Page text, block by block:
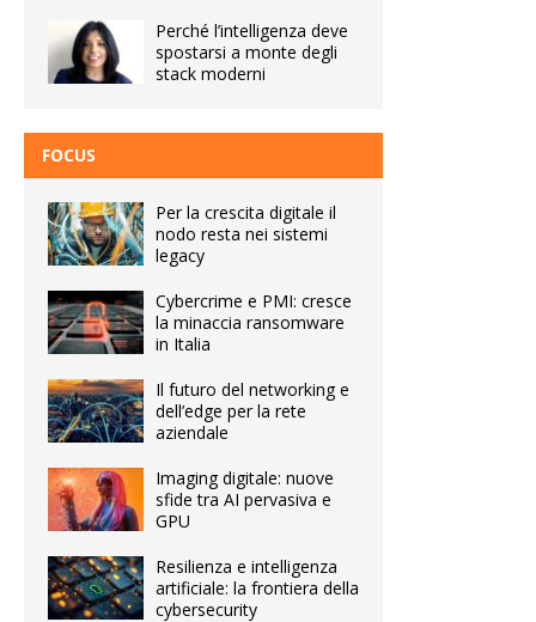
Perché l’intelligenza deve
spostarsi a monte degli
stack moderni
FOCUS
Per la crescita digitale il
nodo resta nei sistemi
legacy
Cybercrime e PMI: cresce
la minaccia ransomware
in Italia
Il futuro del networking e
dell’edge per la rete
aziendale
Imaging digitale: nuove
sfide tra AI pervasiva e
GPU
Resilienza e intelligenza
artificiale: la frontiera della
cybersecurity